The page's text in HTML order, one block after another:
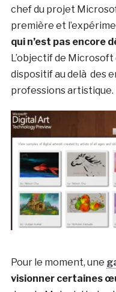
chef du projet
première et
qui n’est pas encore
L’objectif de
dispositif au delà des
professions artistique.
Pour le moment, une
visionner certaines